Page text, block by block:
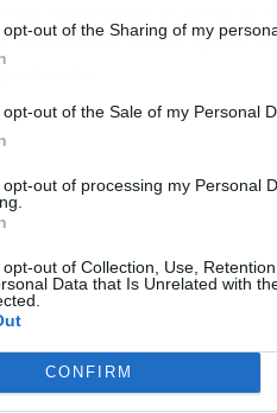
out of the Sharing of my
out of the Sale of my Personal
out of processing my Personal
out of Collection, Use,
Data that Is Unrelated with
CONFIRM
nunca pasan de moda. Su
convierte en una opción